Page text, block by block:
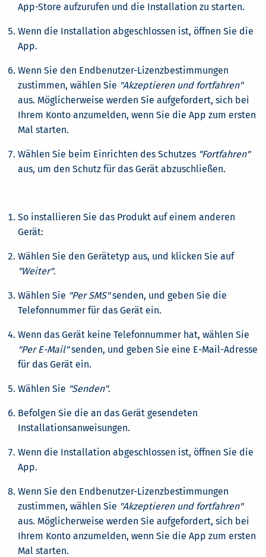
App-Store aufzurufen und die Installation zu starten.
Wenn die Installation abgeschlossen ist, öffnen Sie die
App.
Wenn Sie den Endbenutzer-Lizenzbestimmungen
zustimmen, wählen Sie "Akzeptieren und fortfahren"
aus. Möglicherweise werden Sie aufgefordert, sich bei
Ihrem Konto anzumelden, wenn Sie die App zum ersten
Mal starten.
Wählen Sie beim Einrichten des Schutzes "Fortfahren"
aus, um den Schutz für das Gerät abzuschließen.
So installieren Sie das Produkt auf einem anderen
Gerät:
Wählen Sie den Gerätetyp aus, und klicken Sie auf
"Weiter".
Wählen Sie "Per SMS"senden, und geben Sie die
Telefonnummer für das Gerät ein.
Wenn das Gerät keine Telefonnummer hat, wählen Sie
"Per E-Mail"senden, und geben Sie eine E-Mail-Adresse
für das Gerät ein.
Wählen Sie "Senden".
Befolgen Sie die an das Gerät gesendeten
Installationsanweisungen.
Wenn die Installation abgeschlossen ist, öffnen Sie die
App.
Wenn Sie den Endbenutzer-Lizenzbestimmungen
zustimmen, wählen Sie "Akzeptieren und fortfahren"
aus. Möglicherweise werden Sie aufgefordert, sich bei
Ihrem Konto anzumelden, wenn Sie die App zum ersten
Mal starten.